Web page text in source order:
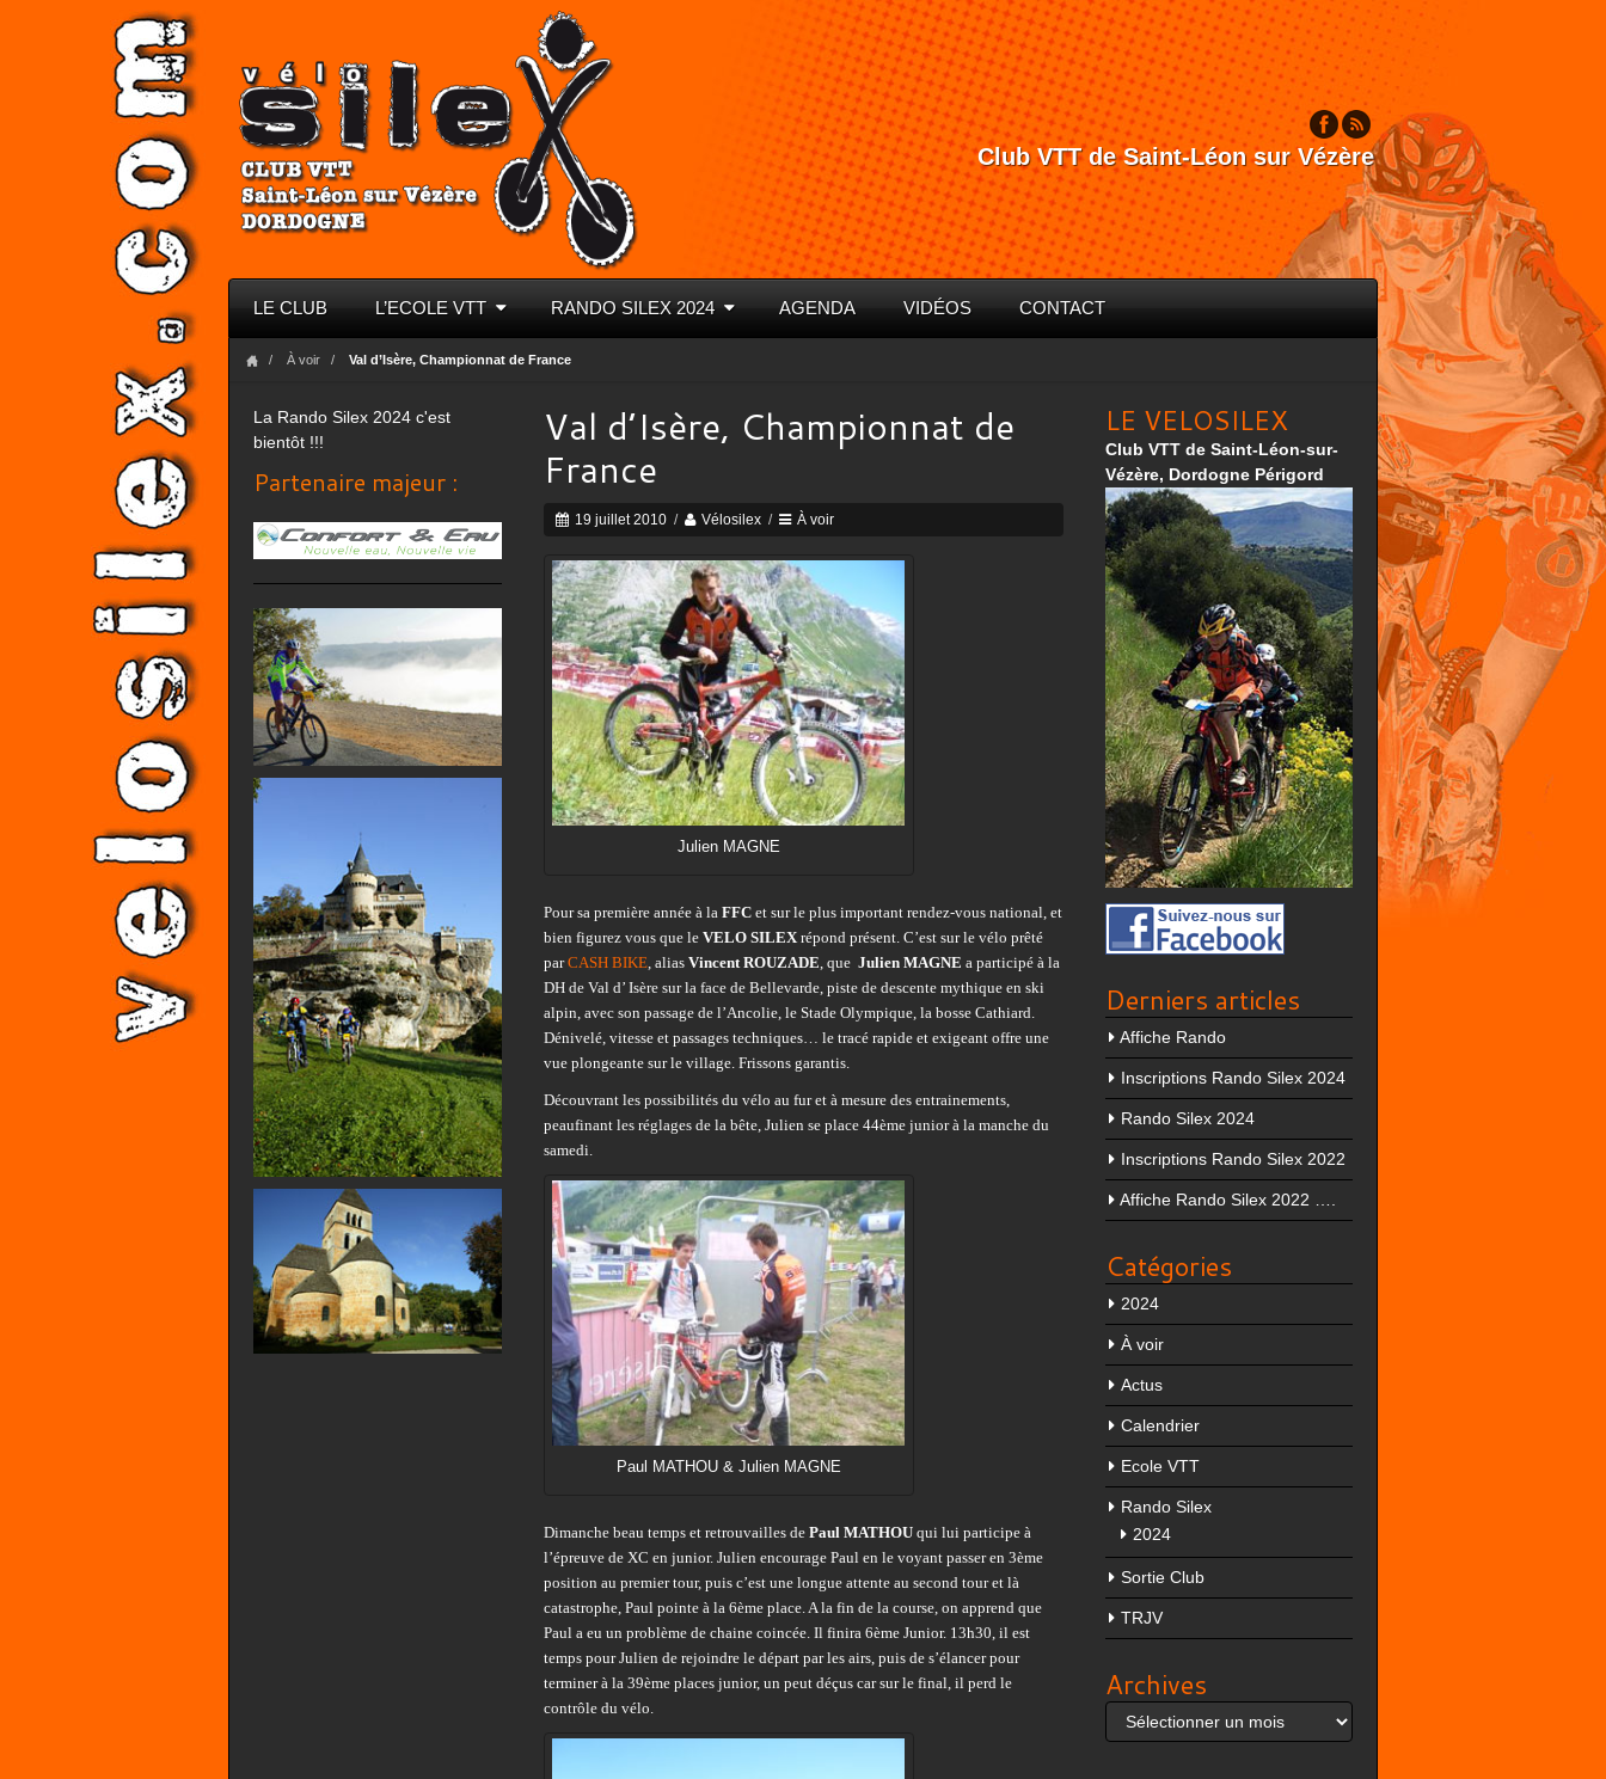
Club VTT de Saint-Léon sur Vézère
LE CLUB L’ECOLE VTT RANDO SILEX 2024 AGENDA VIDÉOS CONTACT
À voir Val d’Isère, Championnat de France
La Rando Silex 2024 c'est
bientôt !!!
Partenaire majeur :
Val d’Isère, Championnat de
France
19 juillet 2010 / Vélosilex / À voir
Julien MAGNE
Pour sa première année à la FFCet sur le plus important rendez-vous national, et
bien figurez vous que le VELO SILEXrépond présent. C’est sur le vélo prêté
parCASH BIKE, alias Vincent ROUZADE , que Julien MAGNE a participé à la
DH de Val d’ Isère sur la face de Bellevarde, piste de descente mythique en ski
alpin, avec son passage de l’Ancolie, le Stade Olympique, la bosse Cathiard.
Dénivelé, vitesse et passages techniques… le tracé rapide et exigeant offre une
vue plongeante sur le village. Frissons garantis.
Découvrant les possibilités du vélo au fur et à mesure des entrainements,
peaufinant les réglages de la bête, Julien se place 44ème junior à la manche du
samedi.
Paul MATHOU & Julien MAGNE
Dimanche beau temps et retrouvailles de Paul MATHOUqui lui participe à
l’épreuve de XC en junior. Julien encourage Paul en le voyant passer en 3ème
position au premier tour, puis c’est une longue attente au second tour et là
catastrophe, Paul pointe à la 6ème place. A la fin de la course, on apprend que
Paul a eu un problème de chaine coincée. Il finira 6ème Junior. 13h30, il est
temps pour Julien de rejoindre le départ par les airs, puis de s’élancer pour
terminer à la 39ème places junior, un peut déçus car sur le final, il perd le
contrôle du vélo.
LE VELOSILEX
Club VTT de Saint-Léon-sur-
Vézère, Dordogne Périgord
Derniers articles
Affiche Rando
Inscriptions Rando Silex 2024
Rando Silex 2024
Inscriptions Rando Silex 2022
Affiche Rando Silex 2022 ….
Catégories
2024
À voir
Actus
Calendrier
Ecole VTT
Rando Silex
2024
Sortie Club
TRJV
Archives
Archives